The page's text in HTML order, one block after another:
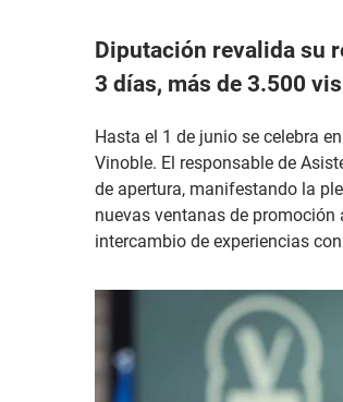
Diputación revalida su
3 días, más de 3.500
Hasta el 1 de junio se celebra
Vinoble. El responsable de
de apertura, manifestando la
nuevas ventanas de promoción
intercambio de experiencias